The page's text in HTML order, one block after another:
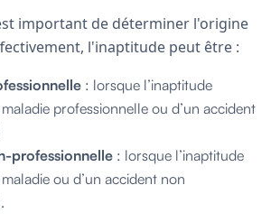
important de déterminer l'origine
l'inaptitude peut être :
: lorsque l’inaptitude
professionnelle ou d’un accident
professionnelle : lorsque l’inaptitude
ou d’un accident non